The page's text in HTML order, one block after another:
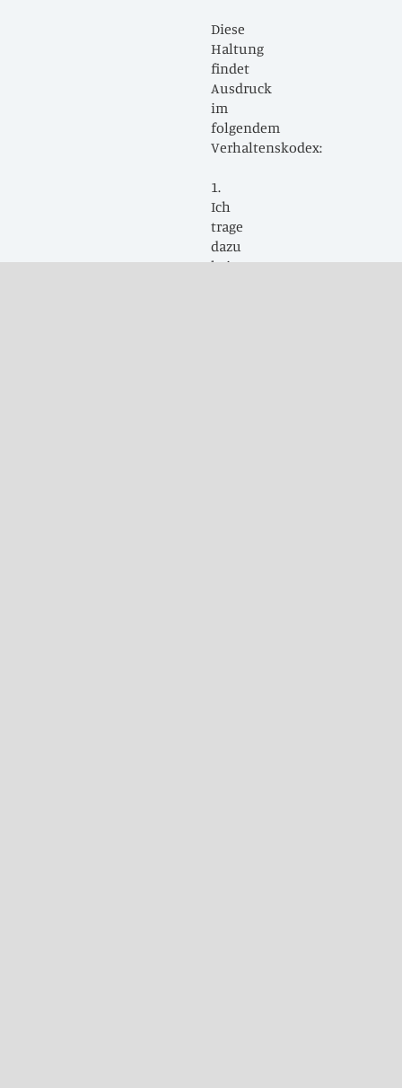
Diese
Haltung
findet
Ausdruck
im
folgendem
Verhaltenskodex:
1.
Ich
trage
dazu
bei,